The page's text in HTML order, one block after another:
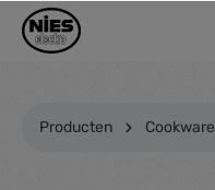
Producten Cookware